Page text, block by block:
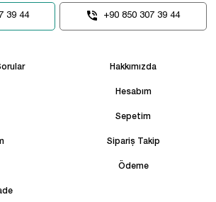
39 44 +90 850 307 39 44
Hakkımızda
Hesabım
Sepetim
Sipariş Takip
Ödeme